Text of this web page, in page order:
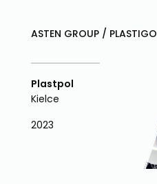
ASTEN GROUP / PLASTIGO
Plastpol
Kielce
2023